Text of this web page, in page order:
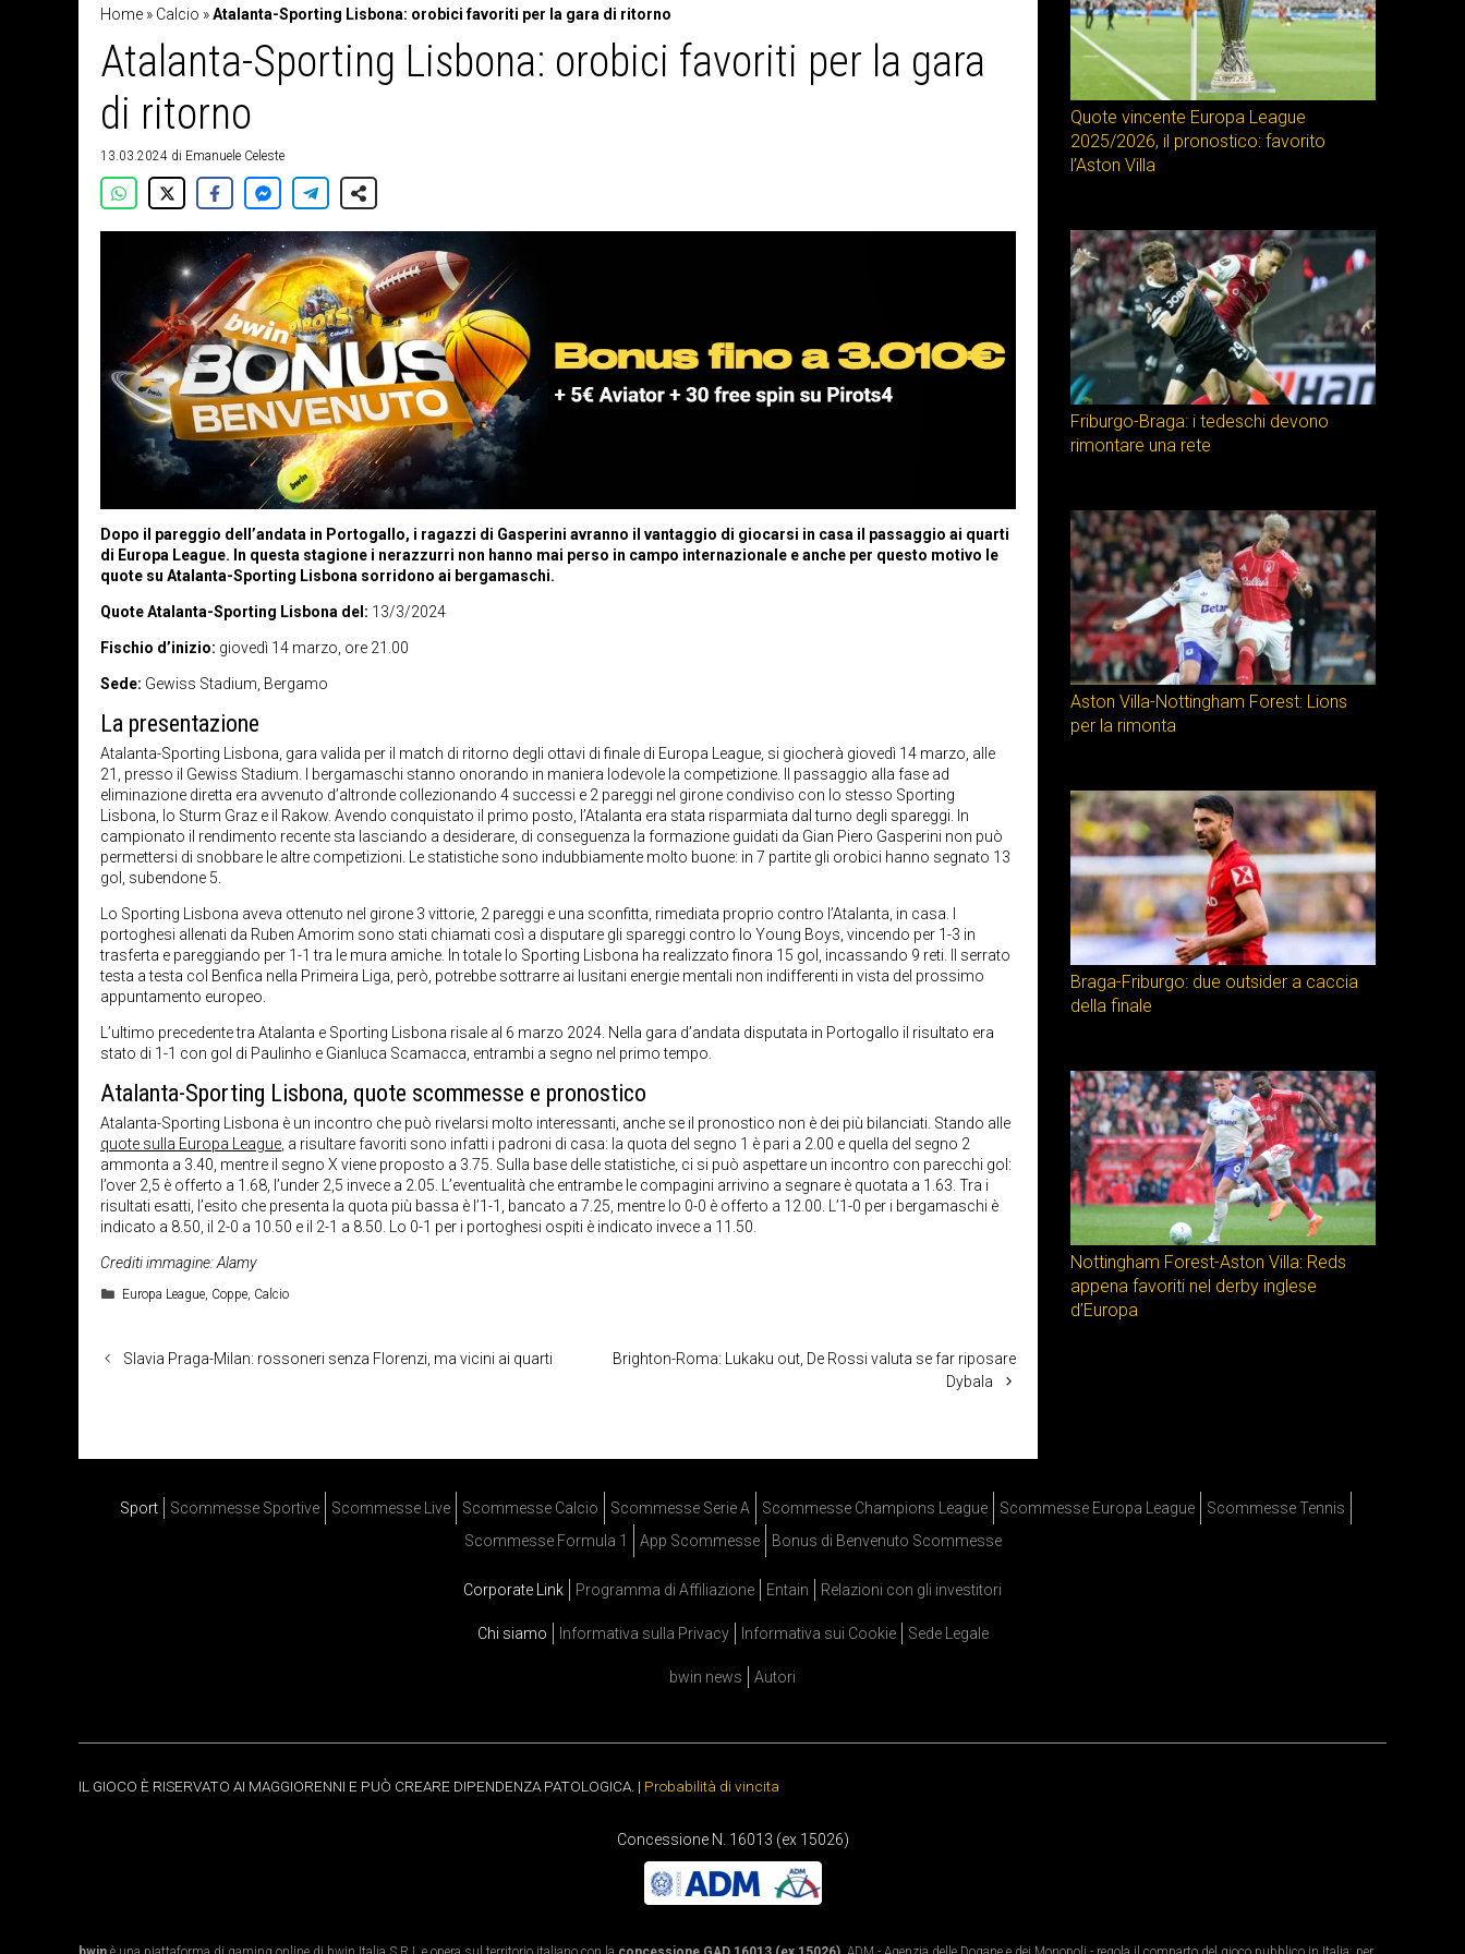
Home » Calcio »Atalanta-Sporting Lisbona: orobici favoriti per la gara di ritorno
Atalanta-Sporting Lisbona: orobici favoriti per la gara
di ritorno
13.03.2024 di Emanuele Celeste
Dopo il pareggio dell’andata in Portogallo, i ragazzi di Gasperini avranno il vantaggio di giocarsi in casa il passaggio ai quarti
di Europa League. In questa stagione i nerazzurri non hanno mai perso in campo internazionale e anche per questo motivo le
quote su Atalanta-Sporting Lisbona sorridono ai bergamaschi.
Quote Atalanta-Sporting Lisbona del: 13/3/2024
Fischio d’inizio: giovedì 14 marzo, ore 21.00
Sede: Gewiss Stadium, Bergamo
La presentazione
Atalanta-Sporting Lisbona, gara valida per il match di ritorno degli ottavi di finale di Europa League, si giocherà giovedì 14 marzo, alle
21, presso il Gewiss Stadium. I bergamaschi stanno onorando in maniera lodevole la competizione. Il passaggio alla fase ad
eliminazione diretta era avvenuto d’altronde collezionando 4 successi e 2 pareggi nel girone condiviso con lo stesso Sporting
Lisbona, lo Sturm Graz e il Rakow. Avendo conquistato il primo posto, l’Atalanta era stata risparmiata dal turno degli spareggi. In
campionato il rendimento recente sta lasciando a desiderare, di conseguenza la formazione guidati da Gian Piero Gasperini non può
permettersi di snobbare le altre competizioni. Le statistiche sono indubbiamente molto buone: in 7 partite gli orobici hanno segnato 13
gol, subendone 5.
Lo Sporting Lisbona aveva ottenuto nel girone 3 vittorie, 2 pareggi e una sconfitta, rimediata proprio contro l’Atalanta, in casa. I
portoghesi allenati da Ruben Amorim sono stati chiamati così a disputare gli spareggi contro lo Young Boys, vincendo per 1-3 in
trasferta e pareggiando per 1-1 tra le mura amiche. In totale lo Sporting Lisbona ha realizzato finora 15 gol, incassando 9 reti. Il serrato
testa a testa col Benfica nella Primeira Liga, però, potrebbe sottrarre ai lusitani energie mentali non indifferenti in vista del prossimo
appuntamento europeo.
L’ultimo precedente tra Atalanta e Sporting Lisbona risale al 6 marzo 2024. Nella gara d’andata disputata in Portogallo il risultato era
stato di 1-1 con gol di Paulinho e Gianluca Scamacca, entrambi a segno nel primo tempo.
Atalanta-Sporting Lisbona, quote scommesse e pronostico
Atalanta-Sporting Lisbona è un incontro che può rivelarsi molto interessanti, anche se il pronostico non è dei più bilanciati. Stando alle
quote sulla Europa League , a risultare favoriti sono infatti i padroni di casa: la quota del segno 1 è pari a 2.00 e quella del segno 2
ammonta a 3.40, mentre il segno X viene proposto a 3.75. Sulla base delle statistiche, ci si può aspettare un incontro con parecchi gol:
l’over 2,5 è offerto a 1.68, l’under 2,5 invece a 2.05. L’eventualità che entrambe le compagini arrivino a segnare è quotata a 1.63. Tra i
risultati esatti, l’esito che presenta la quota più bassa è l’1-1, bancato a 7.25, mentre lo 0-0 è offerto a 12.00. L’1-0 per i bergamaschi è
indicato a 8.50, il 2-0 a 10.50 e il 2-1 a 8.50. Lo 0-1 per i portoghesi ospiti è indicato invece a 11.50.
Crediti immagine: Alamy
Categorie
Europa League, Coppe, Calcio
Slavia Praga-Milan: rossoneri senza Florenzi, ma vicini ai quarti
Brighton-Roma: Lukaku out, De Rossi valuta se far riposare
Dybala
Quote vincente Europa League
2025/2026, il pronostico: favorito
l’Aston Villa
Friburgo-Braga: i tedeschi devono
rimontare una rete
Aston Villa-Nottingham Forest: Lions
per la rimonta
Braga-Friburgo: due outsider a caccia
della finale
Nottingham Forest-Aston Villa: Reds
appena favoriti nel derby inglese
d’Europa
Sport Scommesse Sportive Scommesse Live Scommesse Calcio Scommesse Serie A Scommesse Champions League Scommesse Europa League
Scommesse Tennis
Scommesse Formula 1
App Scommesse Bonus di Benvenuto Scommesse
Corporate Link Programma di Affiliazione Entain Relazioni con gli investitori
Chi siamo Informativa sulla Privacy Informativa sui Cookie Sede Legale
bwin news Autori
IL GIOCO È RISERVATO AI MAGGIORENNI E PUÒ CREARE DIPENDENZA PATOLOGICA. | Probabilità di vincita
Concessione N. 16013 (ex 15026)